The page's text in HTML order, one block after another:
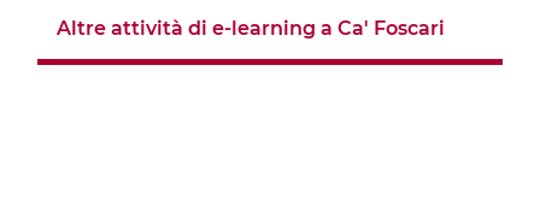
Altre attività di e-learning a Ca' Foscari